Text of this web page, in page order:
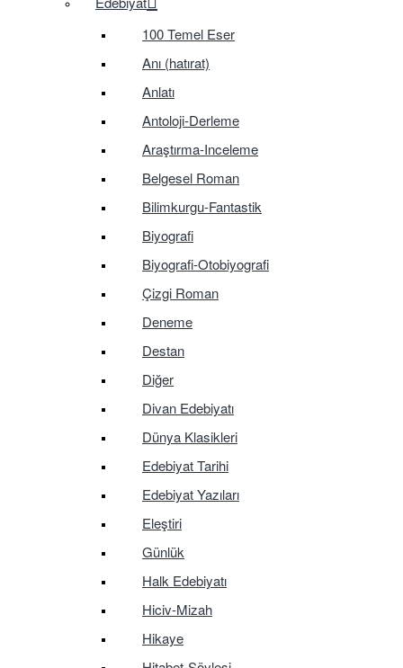
100 Temel Eser
Anı (hatırat)
Anlatı
Antoloji-Derleme
Araştırma-Inceleme
Belgesel Roman
Bilimkurgu-Fantastik
Biyografi
Biyografi-Otobiyografi
Çizgi Roman
Deneme
Destan
Diğer
Divan Edebiyatı
Dünya Klasikleri
Edebiyat Tarihi
Edebiyat Yazıları
Eleştiri
Günlük
Halk Edebiyatı
Hiciv-Mizah
Hikaye